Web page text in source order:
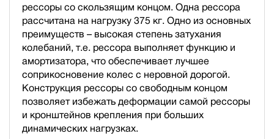
рессоры со скользящим концом. Одна рессора
рассчитана на нагрузку 375 кг. Одно из основных
преимуществ – высокая степень затухания
колебаний, т.е. рессора выполняет функцию и
амортизатора, что обеспечивает лучшее
соприкосновение колес с неровной дорогой.
Конструкция рессоры со свободным концом
позволяет избежать деформации самой рессоры
и кронштейнов крепления при больших
динамических нагрузках.